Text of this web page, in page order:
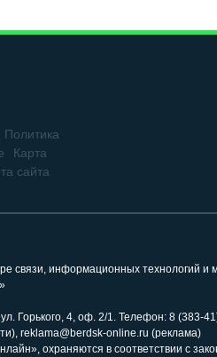
Политика
Карта
сайта
связи, информационных
Горького, 4, оф. 2/1. Телефон: 8 (383-
reklama@berdsk-online.ru (реклама)
охраняются в соответствии с